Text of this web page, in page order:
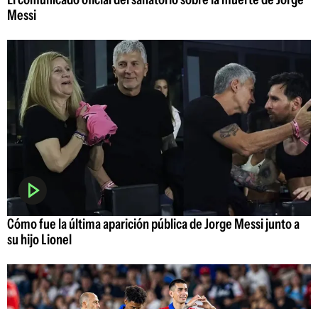
Messi
Cómo fue la última aparición pública de Jorge Messi junto a
su hijo Lionel